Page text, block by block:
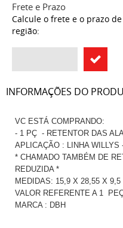
Frete e Prazo
Calcule o frete e o prazo
região:
INFORMAÇÕES DO
VC ESTÁ COMPRANDO:
- 1 PÇ - RETENTOR DAS
APLICAÇÃO : LINHA
* CHAMADO TAMBÉM DE
REDUZIDA *
MEDIDAS: 15,9 X 28,55 X 9,5
VALOR REFERENTE A 1
MARCA : DBH